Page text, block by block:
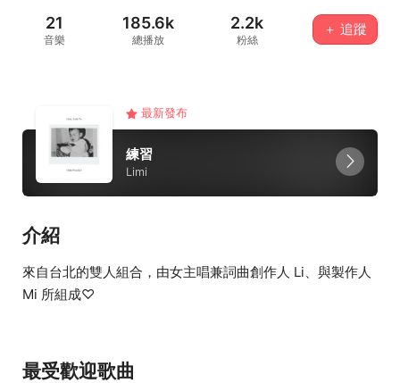
21
音樂
185.6k
總播放
2.2k
粉絲
＋ 追蹤
最新發布
練習
Limi
介紹
來自台北的雙人組合，由女主唱兼詞曲創作人 Li、與製作人
Mi 所組成♡
最受歡迎歌曲